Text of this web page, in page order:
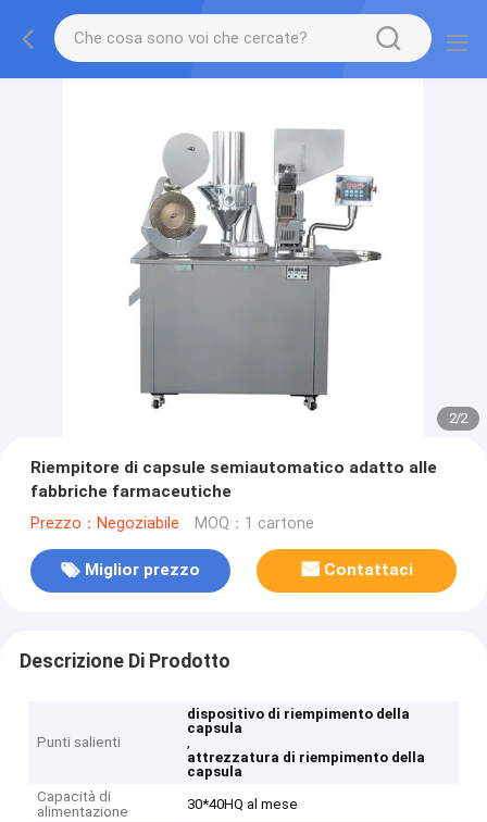
2/2
Riempitore di capsule semiautomatico adatto alle
fabbriche farmaceutiche
Prezzo：Negoziabile MOQ：1 cartone
Miglior prezzo Contattaci
Descrizione Di Prodotto
Punti salienti
dispositivo di riempimento della
capsula
,
attrezzatura di riempimento della
capsula
Capacità di
alimentazione
30*40HQ al mese